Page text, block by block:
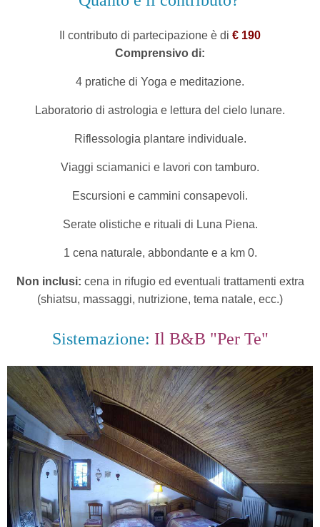
Il contributo di partecipazione è di € 190
Comprensivo di:
4 pratiche di Yoga e meditazione.
Laboratorio di astrologia e lettura del cielo lunare.
Riflessologia plantare individuale.
Viaggi sciamanici e lavori con tamburo.
Escursioni e cammini consapevoli.
Serate olistiche e rituali di Luna Piena.
1 cena naturale, abbondante e a km 0.
Non inclusi: cena in rifugio ed eventuali trattamenti extra
(shiatsu, massaggi, nutrizione, tema natale, ecc.)
Sistemazione: Il B&B "Per Te"